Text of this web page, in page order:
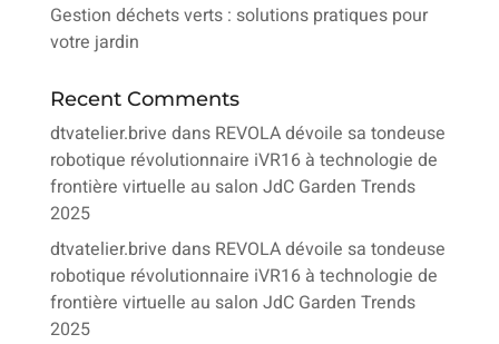
Gestion déchets verts : solutions pratiques pour
votre jardin
Recent Comments
dtvatelier.brive dans REVOLA dévoile sa tondeuse
robotique révolutionnaire iVR16 à technologie de
frontière virtuelle au salon JdC Garden Trends
2025
dtvatelier.brive dans REVOLA dévoile sa tondeuse
robotique révolutionnaire iVR16 à technologie de
frontière virtuelle au salon JdC Garden Trends
2025